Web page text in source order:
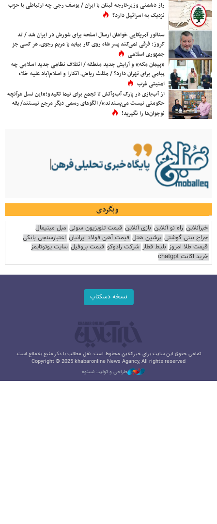
راز دشمنی وزیرخارجه لبنان با ایران / یوسف رجی چه ارتباطی با حزب
نزدیک به اسرائیل دارد؟
سناتور آمریکایی خواهان ارسال اسلحه برای شورش در ایران شد / تد
کروز: فرقی نمی‌کند پسر شاه روی کار بیاید یا مریم رجوی، هر کسی جز
جمهوری اسلامی
«پیمان مکه» و آرایش جدید منطقه / ائتلاف نظامی جدید اسلامی چه
پیامی برای تهران دارد؟ / مثلث ریاض، آنکارا و اسلام‌آباد علیه خلاء
امنیتی غرب
از آب‌بازی در پارک آب‌وآتش تا تجمع برای نیما تکیدو؛«این نسل هرآنچه
حکومتی نیست می‌پسندند»/ الگوهای رسمی دیگر مرجع نیستند/ یقه
نوجوان‌ها را نگیرید!
وبگردی
خبرآنلاین راه نو آنلاین بازی آنلاین قیمت تلویزیون سونی مبل مینیمال
جراح بینی گوشتی پرشین هتل قیمت آهن فولاد ایرانیان اعتبارسنجی بانکی
قیمت طلا امروز بلیط قطار شرکت رادوکو قیمت پروفیل سایت یوتوتایمز
خرید اکانت chatgpt
نسخه دسکتاپ
تمامی حقوق این سایت برای خبرآنلاین محفوظ است. نقل مطالب با ذکر منبع بلامانع است.
Copyright © 2025 khabaronline News Agancy, All rights reserved
طراحی و تولید: نستوه